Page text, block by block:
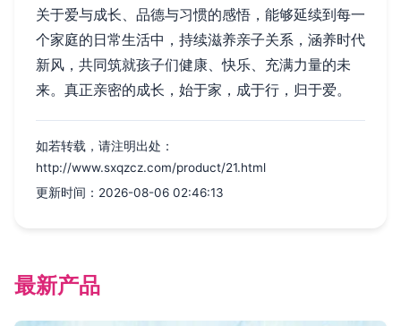
关于爱与成长、品德与习惯的感悟，能够延续到每一
个家庭的日常生活中，持续滋养亲子关系，涵养时代
新风，共同筑就孩子们健康、快乐、充满力量的未
来。真正亲密的成长，始于家，成于行，归于爱。
如若转载，请注明出处：
http://www.sxqzcz.com/product/21.html
更新时间：2026-08-06 02:46:13
最新产品